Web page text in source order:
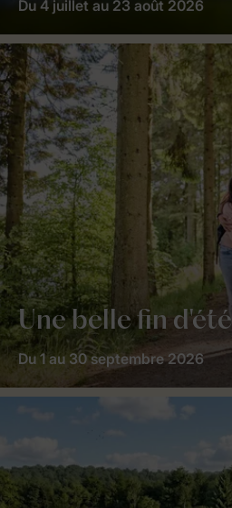
Du 4 juillet au 23 août 2026
Une belle fin d'été
Du 1 au 30 septembre 2026